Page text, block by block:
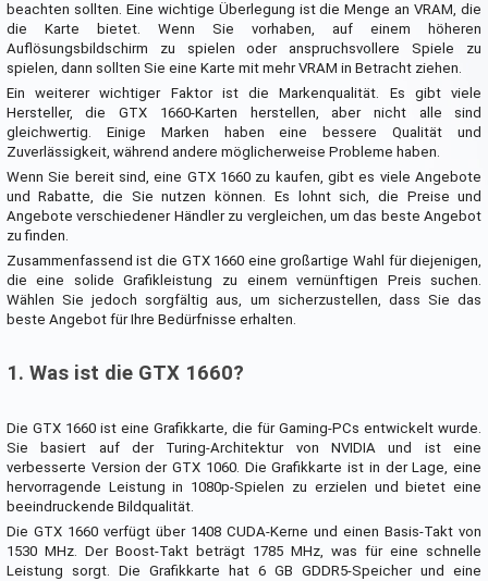
beachten sollten. Eine wichtige Überlegung ist die Menge an VRAM, die
die Karte bietet. Wenn Sie vorhaben, auf einem höheren
Auflösungsbildschirm zu spielen oder anspruchsvollere Spiele zu
spielen, dann sollten Sie eine Karte mit mehr VRAM in Betracht ziehen.
Ein weiterer wichtiger Faktor ist die Markenqualität. Es gibt viele
Hersteller, die GTX 1660-Karten herstellen, aber nicht alle sind
gleichwertig. Einige Marken haben eine bessere Qualität und
Zuverlässigkeit, während andere möglicherweise Probleme haben.
Wenn Sie bereit sind, eine GTX 1660 zu kaufen, gibt es viele Angebote
und Rabatte, die Sie nutzen können. Es lohnt sich, die Preise und
Angebote verschiedener Händler zu vergleichen, um das beste Angebot
zu finden.
Zusammenfassend ist die GTX 1660 eine großartige Wahl für diejenigen,
die eine solide Grafikleistung zu einem vernünftigen Preis suchen.
Wählen Sie jedoch sorgfältig aus, um sicherzustellen, dass Sie das
beste Angebot für Ihre Bedürfnisse erhalten.
1. Was ist die GTX 1660?
Die GTX 1660 ist eine Grafikkarte, die für Gaming-PCs entwickelt wurde.
Sie basiert auf der Turing-Architektur von NVIDIA und ist eine
verbesserte Version der GTX 1060. Die Grafikkarte ist in der Lage, eine
hervorragende Leistung in 1080p-Spielen zu erzielen und bietet eine
beeindruckende Bildqualität.
Die GTX 1660 verfügt über 1408 CUDA-Kerne und einen Basis-Takt von
1530 MHz. Der Boost-Takt beträgt 1785 MHz, was für eine schnelle
Leistung sorgt. Die Grafikkarte hat 6 GB GDDR5-Speicher und eine